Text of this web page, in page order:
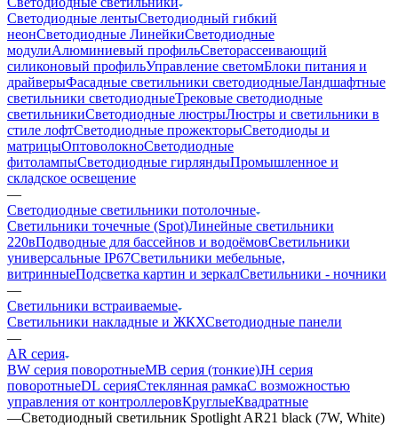
Светодиодные лентыСветодиодный гибкий
неонСветодиодные ЛинейкиСветодиодные
модулиАлюминиевый профильСветорассеивающий
силиконовый профильУправление светомБлоки питания и
драйверыФасадные светильники светодиодныеЛандшафтные
светильники светодиодныеТрековые светодиодные
светильникиСветодиодные люстрыЛюстры и светильники в
стиле лофтСветодиодные прожекторыСветодиоды и
матрицыОптоволокноСветодиодные
фитолампыСветодиодные гирляндыПромышленное и
складское освещение
—
Светодиодные светильники потолочные
Светильники точечные (Spot)Линейные светильники
220вПодводные для бассейнов и водоёмовСветильники
универсальные IP67Светильники мебельные,
витринныеПодсветка картин и зеркалСветильники - ночники
—
Светильники встраиваемые
Светильники накладные и ЖКХСветодиодные панели
—
AR серия
BW серия поворотныеMB серия (тонкие)JH серия
поворотныеDL серияСтеклянная рамкаС возможностью
управления от контроллеровКруглыеКвадратные
—Светодиодный светильник Spotlight AR21 black (7W, White)